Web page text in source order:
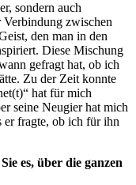
sondern auch
Verbindung zwischen
den man in den
Diese Mischung
gefragt hat, ob ich
Zu der Zeit konnte
hat für mich
seine Neugier hat mich
er fragte, ob ich für ihn
es, über die ganzen